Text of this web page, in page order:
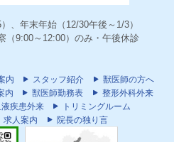
、年末年始（12/30午後～1/3）
（9:00～12:00）のみ・午後休診
内 スタッフ紹介
獣医師の方へ
内 獣医師勤務表
整形外科外来
疾患外来
トリミングルーム
求人案内 院長の独り言